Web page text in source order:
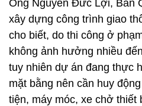
Ông Nguyễn Đức Lợi, Ban
xây dựng công trình giao
cho biết, do thi công ở
không ảnh hưởng nhiều
tuy nhiên dự án đang thực
mặt bằng nên cần huy
tiện, máy móc, xe chở thiết